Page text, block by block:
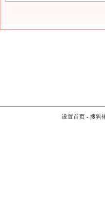
设置首页- 搜狗